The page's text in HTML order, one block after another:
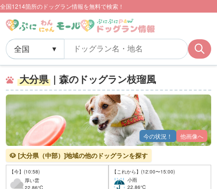
全国1214箇所のドッグラン情報を無料で検索！
大分県 | 森のドッグラン枝瑠風
今の状況！ 他画像へ
🐶 [大分県（中部）]地域の他のドッグランを探す
【今】(10:58)
厚い雲
22.86℃
【これから】(12:00〜15:00)
小雨
22.86℃